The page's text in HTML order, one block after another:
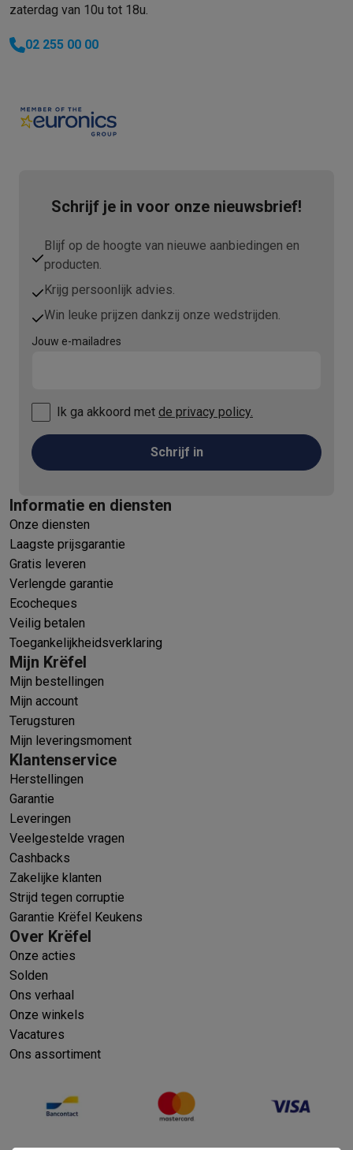
zaterdag van 10u tot 18u.
02 255 00 00
Schrijf je in voor onze nieuwsbrief!
Blijf op de hoogte van nieuwe aanbiedingen en
producten.
Krijg persoonlijk advies.
Win leuke prijzen dankzij onze wedstrijden.
Jouw e-mailadres
Ik ga akkoord met de privacy policy.
Schrijf in
Informatie en diensten
Onze diensten
Laagste prijsgarantie
Gratis leveren
Verlengde garantie
Ecocheques
Veilig betalen
Toegankelijkheidsverklaring
Mijn Krëfel
Mijn bestellingen
Mijn account
Terugsturen
Mijn leveringsmoment
Klantenservice
Herstellingen
Garantie
Leveringen
Veelgestelde vragen
Cashbacks
Zakelijke klanten
Strijd tegen corruptie
Garantie Krëfel Keukens
Over Krëfel
Onze acties
Solden
Ons verhaal
Onze winkels
Vacatures
Ons assortiment